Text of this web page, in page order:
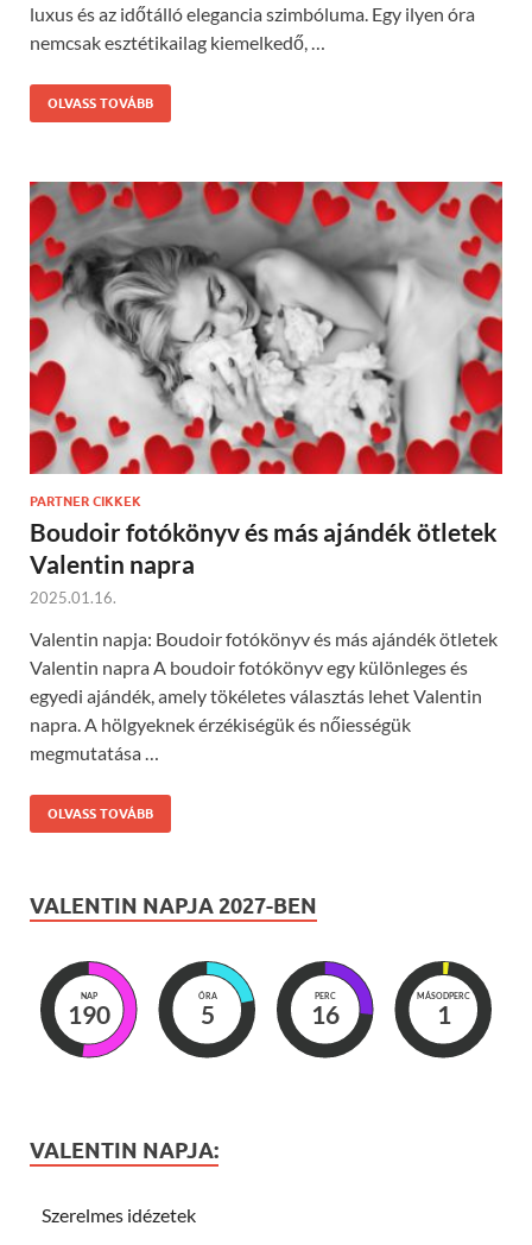
luxus és az időtálló elegancia szimbóluma. Egy ilyen óra
nemcsak esztétikailag kiemelkedő, …
OLVASS TOVÁBB
PARTNER CIKKEK
Boudoir fotókönyv és más ajándék ötletek
Valentin napra
2025.01.16.
Valentin napja: Boudoir fotókönyv és más ajándék ötletek
Valentin napra A boudoir fotókönyv egy különleges és
egyedi ajándék, amely tökéletes választás lehet Valentin
napra. A hölgyeknek érzékiségük és nőiességük
megmutatása …
OLVASS TOVÁBB
VALENTIN NAPJA 2027-BEN
NAP
190
ÓRA
5
PERC
15
MÁSODPERC
59
VALENTIN NAPJA:
Szerelmes idézetek